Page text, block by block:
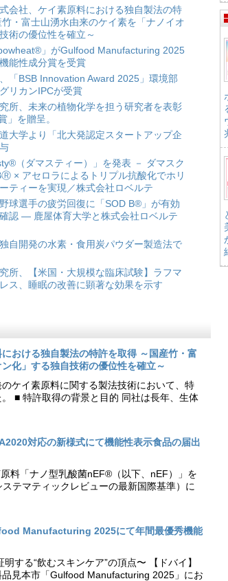
会社、ケイ素原料における独自製法の特
・富士山湧水由来のケイ素を「ナノイオ
術の優位性を確立～
」がGulfood Manufacturing 2025
能性成分賞を受賞
「BSB Innovation Award 2025」環境部
リカンIPCが受賞
所、未来の植物化学を担う研究者を表彰
」を贈呈。
大学より「北大発認定スタートアップ企
（ダマスティー）」を発表 － ダマスク
× アセロラによるトリプル抗酸化でホリ
ティーを実現／株式会社ロベルテ
球選手の疲労回復に「SOD B®」が有効
認 ― 鹿屋体育大学と株式会社ロベルテ
自開発の水素・食用炭パウダー製造法で
所、【米国・大規模な臨床試験】ラフマ
ス、睡眠の改善に顕著な効果を示す
おける独自製法の特許を取得 ～国産竹・富
化」する独自技術の優位性を確立～
ケイ素原料に関する製法技術において、特
■ 特許取得の背景と目的 同社は長年、生体
対応の新様式にて機能性表示食品の届出
料「ナノ型乳酸菌nEF®（以下、nEF）」を
テマティックレビューの最新国際基準）に
Manufacturing 2025にて年間最優秀機能
する“飲むスキンケア”の頂点〜 【ドバイ】
見本市「Gulfood Manufacturing 2025」にお